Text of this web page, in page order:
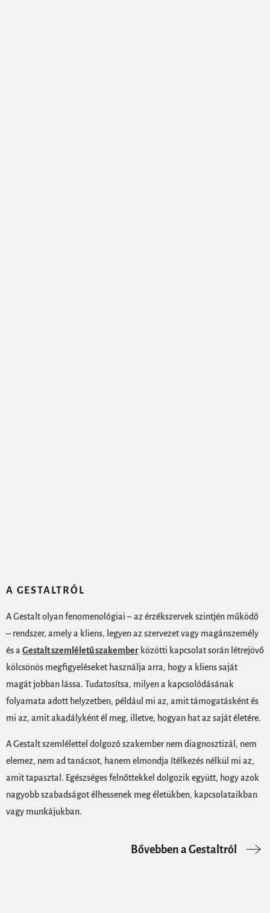
A GESTALTRÓL
A Gestalt olyan fenomenológiai – az érzékszervek szintjén működő
– rendszer, amely a kliens, legyen az szervezet vagy magánszemély
és a Gestalt szemléletű szakember közötti kapcsolat során létrejövő
kölcsönös megfigyeléseket használja arra, hogy a kliens saját
magát jobban lássa. Tudatosítsa, milyen a kapcsolódásának
folyamata adott helyzetben, például mi az, amit támogatásként és
mi az, amit akadályként él meg, illetve, hogyan hat az saját életére.
A Gestalt szemlélettel dolgozó szakember nem diagnosztizál, nem
elemez, nem ad tanácsot, hanem elmondja ítélkezés nélkül mi az,
amit tapasztal. Egészséges felnőttekkel dolgozik együtt, hogy azok
nagyobb szabadságot élhessenek meg életükben, kapcsolataikban
vagy munkájukban.
Bővebben a Gestaltról